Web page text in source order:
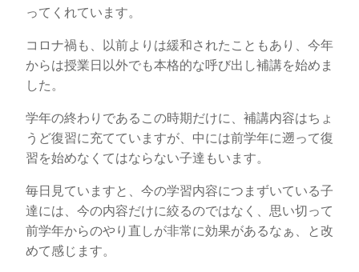
ってくれています。
コロナ禍も、以前よりは緩和されたこともあり、今年
からは授業日以外でも本格的な呼び出し補講を始めま
した。
学年の終わりであるこの時期だけに、補講内容はちょ
うど復習に充てていますが、中には前学年に遡って復
習を始めなくてはならない子達もいます。
毎日見ていますと、今の学習内容につまずいている子
達には、今の内容だけに絞るのではなく、思い切って
前学年からのやり直しが非常に効果があるなぁ、と改
めて感じます。